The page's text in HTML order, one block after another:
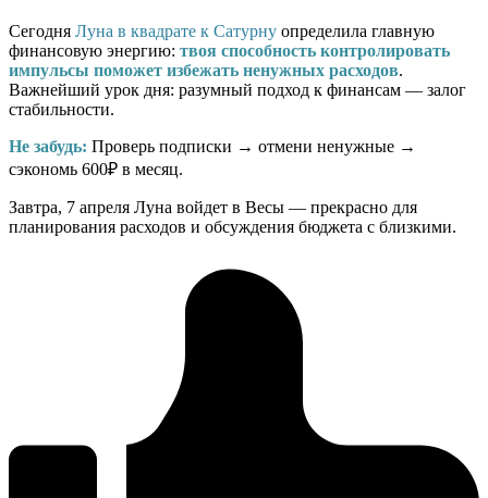
Сегодня Луна в квадрате к Сатурну определила главную
финансовую энергию: твоя способность контролировать
импульсы поможет избежать ненужных расходов.
Важнейший урок дня: разумный подход к финансам — залог
стабильности.
Не забудь: Проверь подписки → отмени ненужные →
сэкономь 600₽ в месяц.
Завтра, 7 апреля Луна войдет в Весы — прекрасно для
планирования расходов и обсуждения бюджета с близкими.